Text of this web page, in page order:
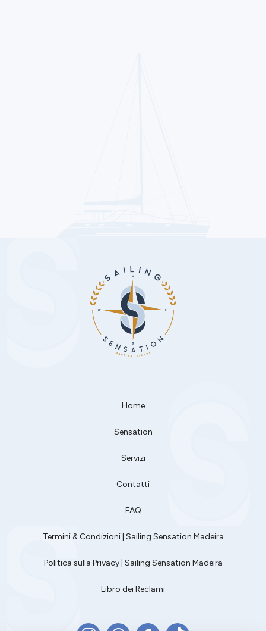
Home
Sensation
Servizi
Contatti
FAQ
Termini & Condizioni | Sailing Sensation Madeira
Politica sulla Privacy | Sailing Sensation Madeira
Libro dei Reclami